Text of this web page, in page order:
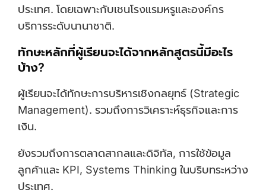
ประเทศ. โดยเฉพาะกับเชนโรงแรมหรูและองค์กร
บริการระดับนานาชาติ.
ทักษะหลักที่ผู้เรียนจะได้จากหลักสูตรนี้มีอะไร
บ้าง?
ผู้เรียนจะได้ทักษะการบริหารเชิงกลยุทธ์ (strategic
Management). รวมถึงการวิเคราะห์ธุรกิจและการ
เงิน.
ยังรวมถึงการตลาดสากลและดิจิทัล, การใช้ข้อมูล
ลูกค้าและ KPI, Systems Thinking ในบริบทระหว่าง
ประเทศ.